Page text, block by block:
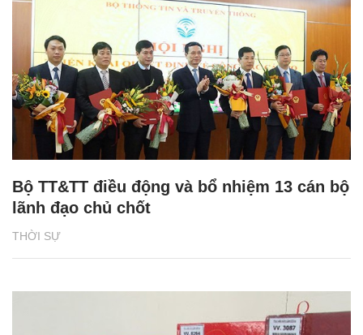
THỜI SỰ
Bộ TT&TT điều động và bổ nhiệm 13 cán bộ
lãnh đạo chủ chốt